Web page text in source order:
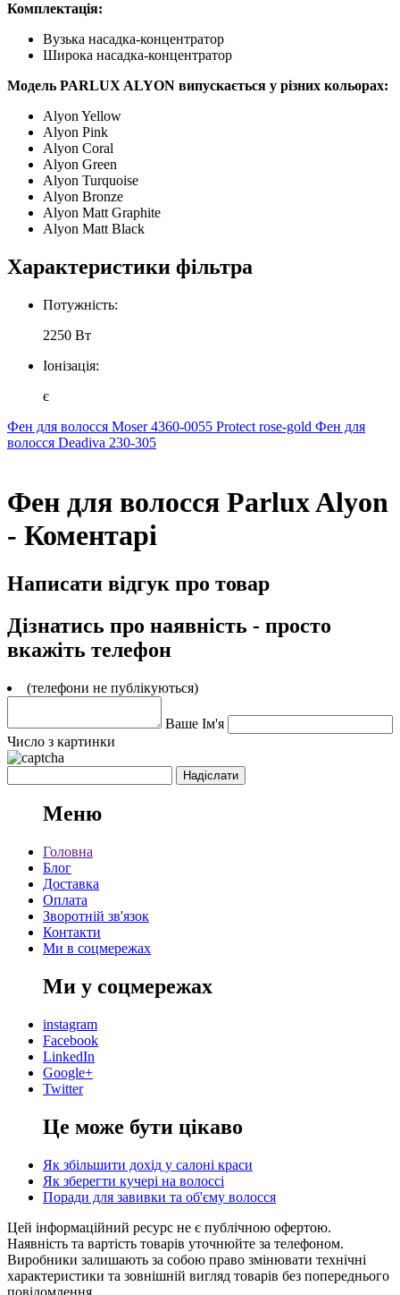
Комплектація:
Вузька насадка-концентратор
Широка насадка-концентратор
Модель PARLUX ALYON випускається у різних кольорах:
Alyon Yellow
Alyon Pink
Alyon Coral
Alyon Green
Alyon Turquoise
Alyon Bronze
Alyon Matt Graphite
Alyon Matt Black
Характеристики фільтра
Потужність:
2250 Вт
Іонізація:
є
Фен для волосся Moser 4360-0055 Protect rose-gold Фен для
волосся Deadiva 230-305
Фен для волосся Parlux Alyon
- Коментарі
Написати відгук про товар
Дізнатись про наявність - просто
вкажіть телефон
(телефони не публікуються)
Ваше Ім'я
Число з картинки
Меню
Головна
Блог
Доставка
Оплата
Зворотній зв'язок
Контакти
Ми в соцмережах
Ми у соцмережах
instagram
Facebook
LinkedIn
Google+
Twitter
Це може бути цікаво
Як збільшити дохід у салоні краси
Як зберегти кучері на волоссі
Поради для завивки та об'єму волосся
Цей інформаційний ресурс не є публічною офертою.
Наявність та вартість товарів уточнюйте за телефоном.
Виробники залишають за собою право змінювати технічні
характеристики та зовнішній вигляд товарів без попереднього
повідомлення.